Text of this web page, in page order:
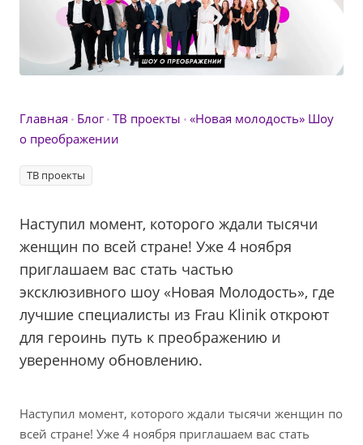
Главная Блог ТВ проекты «Новая молодость» Шоу
о преображении
ТВ проекты
Наступил момент, которого ждали тысячи
женщин по всей стране! Уже 4 ноября
приглашаем вас стать частью
эксклюзивного шоу «Новая Молодость», где
лучшие специалисты из Frau Klinik откроют
для героинь путь к преображению и
уверенному обновлению.
Наступил момент, которого ждали тысячи женщин по
всей стране! Уже 4 ноября приглашаем вас стать